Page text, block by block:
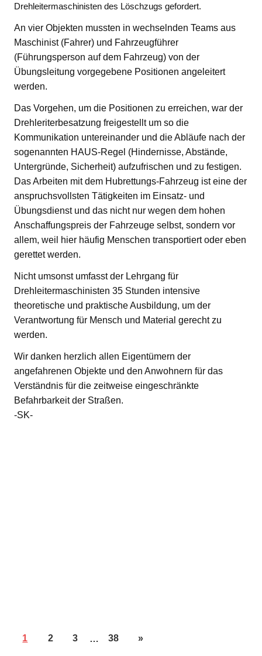
Drehleitermaschinisten des Löschzugs gefordert.
An vier Objekten mussten in wechselnden Teams aus
Maschinist (Fahrer) und Fahrzeugführer
(Führungsperson auf dem Fahrzeug) von der
Übungsleitung vorgegebene Positionen angeleitert
werden.
Das Vorgehen, um die Positionen zu erreichen, war der
Drehleriterbesatzung freigestellt um so die
Kommunikation untereinander und die Abläufe nach der
sogenannten HAUS-Regel (Hindernisse, Abstände,
Untergründe, Sicherheit) aufzufrischen und zu festigen.
Das Arbeiten mit dem Hubrettungs-Fahrzeug ist eine der
anspruchsvollsten Tätigkeiten im Einsatz- und
Übungsdienst und das nicht nur wegen dem hohen
Anschaffungspreis der Fahrzeuge selbst, sondern vor
allem, weil hier häufig Menschen transportiert oder eben
gerettet werden.
Nicht umsonst umfasst der Lehrgang für
Drehleitermaschinisten 35 Stunden intensive
theoretische und praktische Ausbildung, um der
Verantwortung für Mensch und Material gerecht zu
werden.
Wir danken herzlich allen Eigentümern der
angefahrenen Objekte und den Anwohnern für das
Verständnis für die zeitweise eingeschränkte
Befahrbarkeit der Straßen.
-SK-
1 2 3 … 38 »